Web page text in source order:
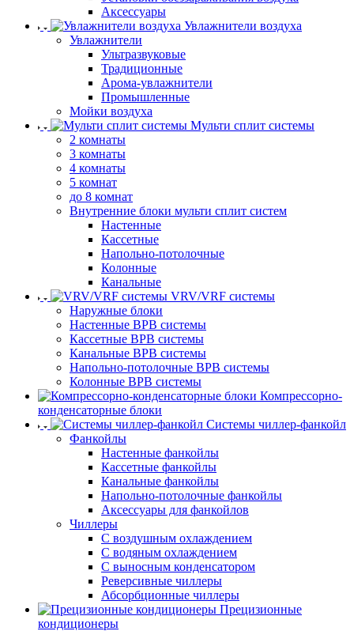
Аксессуары
Увлажнители воздуха
Увлажнители
Ультразвуковые
Традиционные
Арома-увлажнители
Промышленные
Мойки воздуха
Мульти сплит системы
2 комнаты
3 комнаты
4 комнаты
5 комнат
до 8 комнат
Внутренние блоки мульти сплит систем
Настенные
Кассетные
Напольно-потолочные
Колонные
Канальные
VRV/VRF системы
Наружные блоки
Настенные ВРВ системы
Кассетные ВРВ системы
Канальные ВРВ системы
Напольно-потолочные ВРВ системы
Колонные ВРВ системы
Компрессорно-
конденсаторные блоки
Системы чиллер-фанкойл
Фанкойлы
Настенные фанкойлы
Кассетные фанкойлы
Канальные фанкойлы
Напольно-потолочные фанкойлы
Аксессуары для фанкойлов
Чиллеры
С воздушным охлаждением
С водяным охлаждением
С выносным конденсатором
Реверсивные чиллеры
Абсорбционные чиллеры
Прецизионные
кондиционеры